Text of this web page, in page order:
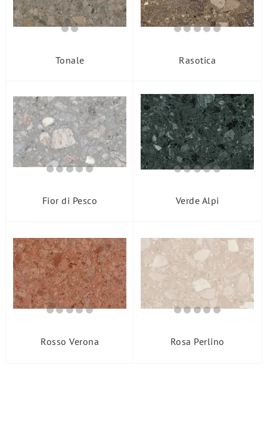
Tonale Rasotica
Fior di Pesco Verde Alpi
Rosso Verona Rosa Perlino